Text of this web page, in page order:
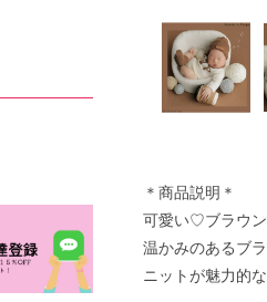
＊商品説明＊
可愛い♡ブラウ
温かみのあるブ
ニットが魅力的